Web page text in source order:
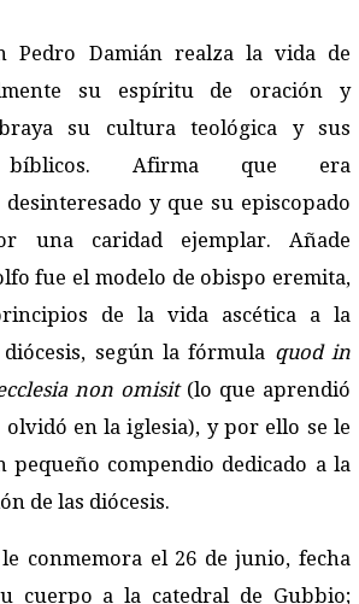
Pedro Damián realza la vida de
su espíritu de oración y
su cultura teológica y sus
bíblicos. Afirma que era
y que su episcopado
una caridad ejemplar. Añade
fue el modelo de obispo eremita,
de la vida ascética a la
según la fórmula quod in
non omisit(lo que aprendió
en la iglesia), y por ello se le
pequeño compendio dedicado a la
de las diócesis.
conmemora el 26 de junio, fecha
cuerpo a la catedral de Gubbio;